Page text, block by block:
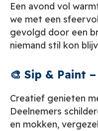
Een avond vol
we met een
gevolgd door een
niemand stil kon
🎨 Sip & Paint
Creatief genieten
Deelnemers
en mokken,